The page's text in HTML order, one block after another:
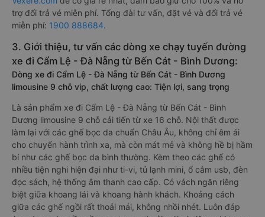
trợ đổi trả vé miễn phí. Tổng đài tư vấn, đặt vé và đổi trả vé
miễn phí: 1900 888684.
3. Giới thiệu, tư vấn các dòng xe chạy tuyến đường
xe đi Cẩm Lệ - Đà Nẵng từ Bến Cát - Bình Dương:
Dòng xe đi Cẩm Lệ - Đà Nẵng từ Bến Cát - Bình Dương
limousine 9 chỗ vip, chất lượng cao: Tiện lợi, sang trọng
Là sản phẩm xe đi Cẩm Lệ - Đà Nẵng từ Bến Cát - Bình
Dương limousine 9 chỗ cải tiến từ xe 16 chỗ. Nội thất được
làm lại với các ghế bọc da chuẩn Châu Âu, không chỉ êm ái
cho chuyến hành trình xa, mà còn mát mẻ và không hề bị hầm
bí như các ghế bọc da bình thường. Kèm theo các ghế có
nhiều tiện nghi hiện đại như ti-vi, tủ lạnh mini, ổ cắm usb, đèn
đọc sách, hệ thống âm thanh cao cấp. Có vách ngăn riêng
biệt giữa khoang lái và khoang hành khách. Khoảng cách
giữa các ghế ngồi rất thoải mái, không nhồi nhét. Luôn đáp